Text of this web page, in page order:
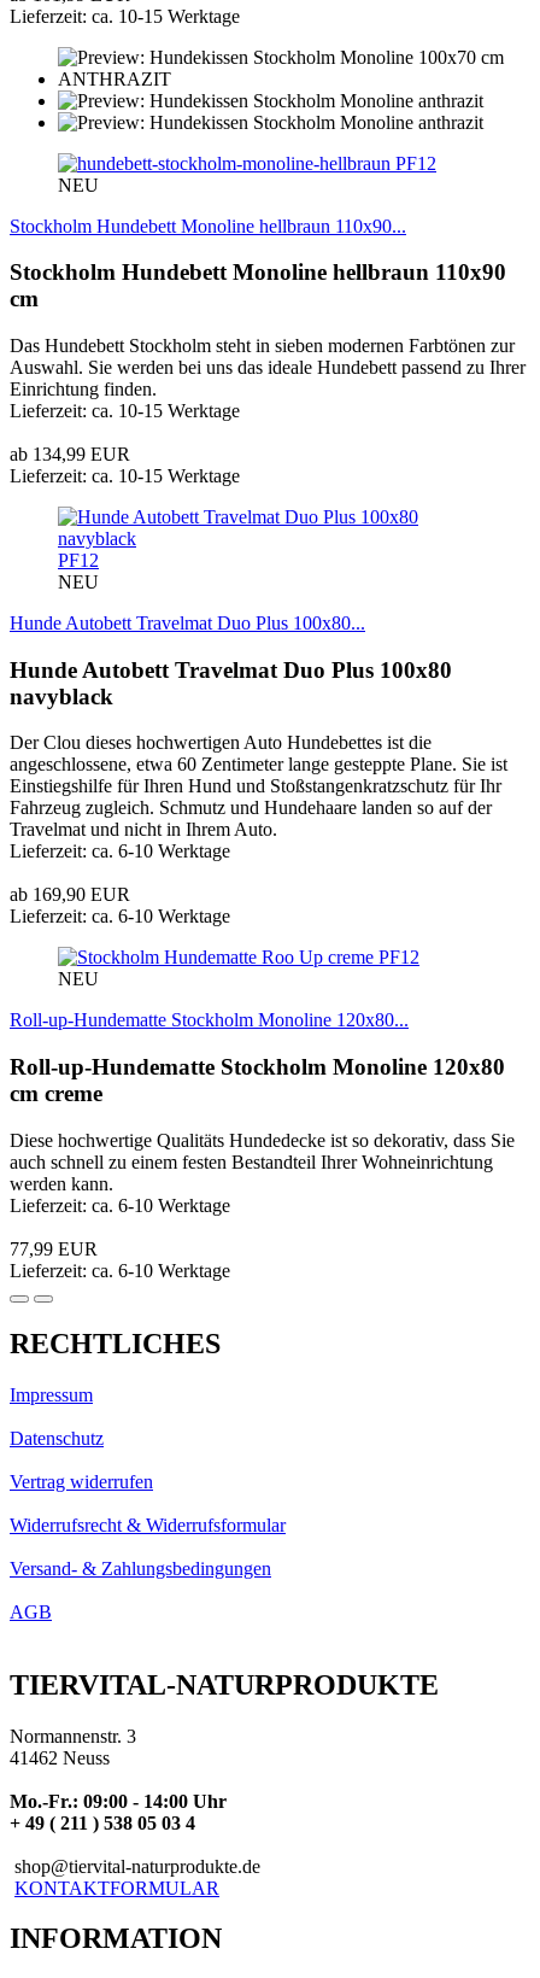
Lieferzeit: ca. 10-15 Werktage
PF12
NEU
Stockholm Hundebett Monoline hellbraun 110x90...
Stockholm Hundebett Monoline hellbraun 110x90
cm
Das Hundebett Stockholm steht in sieben modernen Farbtönen zur
Auswahl. Sie werden bei uns das ideale Hundebett passend zu Ihrer
Einrichtung finden.
Lieferzeit: ca. 10-15 Werktage
ab 134,99 EUR
Lieferzeit: ca. 10-15 Werktage
PF12
NEU
Hunde Autobett Travelmat Duo Plus 100x80...
Hunde Autobett Travelmat Duo Plus 100x80
navyblack
Der Clou dieses hochwertigen Auto Hundebettes ist die
angeschlossene, etwa 60 Zentimeter lange gesteppte Plane. Sie ist
Einstiegshilfe für Ihren Hund und Stoßstangenkratzschutz für Ihr
Fahrzeug zugleich. Schmutz und Hundehaare landen so auf der
Travelmat und nicht in Ihrem Auto.
Lieferzeit: ca. 6-10 Werktage
ab 169,90 EUR
Lieferzeit: ca. 6-10 Werktage
PF12
NEU
Roll-up-Hundematte Stockholm Monoline 120x80...
Roll-up-Hundematte Stockholm Monoline 120x80
cm creme
Diese hochwertige Qualitäts Hundedecke ist so dekorativ, dass Sie
auch schnell zu einem festen Bestandteil Ihrer Wohneinrichtung
werden kann.
Lieferzeit: ca. 6-10 Werktage
77,99 EUR
Lieferzeit: ca. 6-10 Werktage
RECHTLICHES
Impressum
Datenschutz
Vertrag widerrufen
Widerrufsrecht & Widerrufsformular
Versand- & Zahlungsbedingungen
AGB
TIERVITAL-NATURPRODUKTE
Normannenstr. 3
41462 Neuss
Mo.-Fr.: 09:00 - 14:00 Uhr
+ 49 ( 211 ) 538 05 03 4
shop@tiervital-naturprodukte.de
KONTAKTFORMULAR
INFORMATION